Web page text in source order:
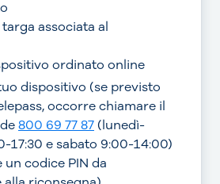
associata al
ordinato online
dispositivo (se previsto
occorre chiamare il
800 69 77 87(lunedì-
17:30 e sabato 9:00-14:00)
codice PIN da